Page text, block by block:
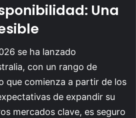
Una
se ha lanzado
con un rango de
que comienza a partir de los
de expandir su
mercados clave, es seguro